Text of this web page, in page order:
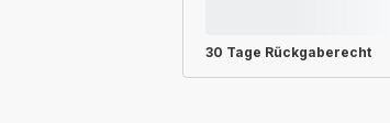
30 Tage Rückgaberecht